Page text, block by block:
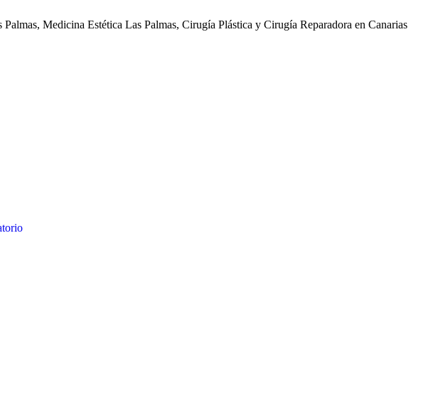
Medicina Estética Las Palmas, Cirugía Plástica y Cirugía Reparadora en Canarias